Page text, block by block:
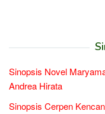
Sinopsis Novel
Andrea Hirata
Sinopsis Cerpen